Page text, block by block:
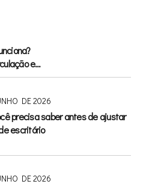
e
DE 2026
precisa saber antes de ajustar
escritório
DE 2026